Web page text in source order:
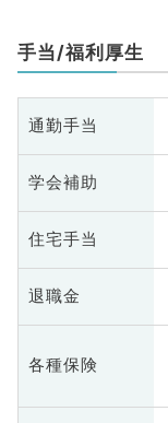
手当/福利厚生
通勤手当
学会補助
住宅手当
退職金
各種保険